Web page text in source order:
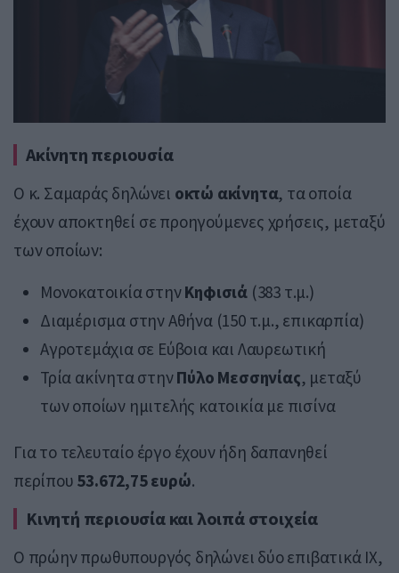
Ακίνητη περιουσία
Ο κ. Σαμαράς δηλώνει οκτώ ακίνητα, τα οποία
έχουν αποκτηθεί σε προηγούμενες χρήσεις, μεταξύ
των οποίων:
Μονοκατοικία στηνΚηφισιά (383 τ.μ.)
Διαμέρισμα στην Αθήνα (150 τ.μ., επικαρπία)
Αγροτεμάχια σε Εύβοια και Λαυρεωτική
Τρία ακίνητα στηνΠύλο Μεσσηνίας, μεταξύ
των οποίων ημιτελής κατοικία με πισίνα
Για το τελευταίο έργο έχουν ήδη δαπανηθεί
περίπου 53.672,75 ευρώ.
Κινητή περιουσία και λοιπά στοιχεία
Ο πρώην πρωθυπουργός δηλώνει δύο επιβατικά ΙΧ,